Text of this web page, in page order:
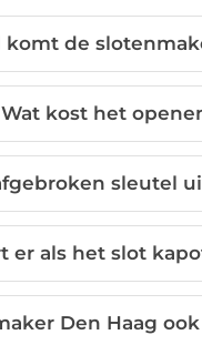
komt de
Wat kost het
sleutel
er als het slot
Den Haag